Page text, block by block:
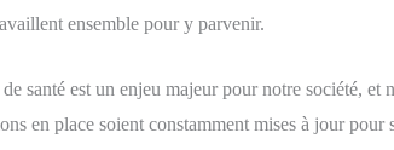
ensemble pour y parvenir.
santé est un enjeu majeur pour notre société,
en place soient constamment mises à jour